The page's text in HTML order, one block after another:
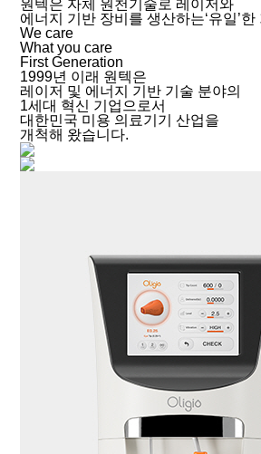
원텍은 자체 원천기술로 레이저와
에너지 기반 장비를 생산하는‘유일’
We care
What you care
First Generation
1999년 이래 원텍은
레이저 및 에너지 기반 기술 분야의
1세대 혁신 기업으로서
대한민국 미용 의료기기 산업을
개척해 왔습니다.